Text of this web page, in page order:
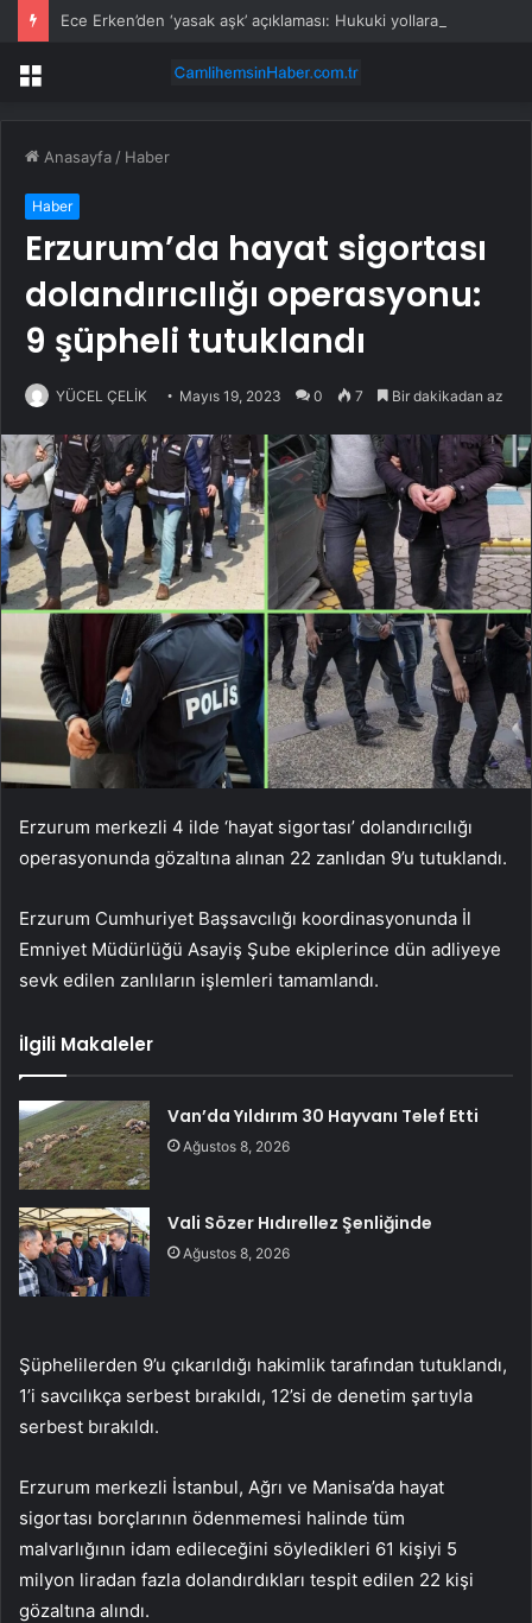
Menü
Anasayfa / Haber
Haber
Erzurum’da hayat sigortası
dolandırıcılığı operasyonu:
9 şüpheli tutuklandı
YÜCEL ÇELİK Mayıs 19, 2023 0 7 Bir dakikadan az
Erzurum merkezli 4 ilde ‘hayat sigortası’ dolandırıcılığı
operasyonunda gözaltına alınan 22 zanlıdan 9’u tutuklandı.
Erzurum Cumhuriyet Başsavcılığı koordinasyonunda İl
Emniyet Müdürlüğü Asayiş Şube ekiplerince dün adliyeye
sevk edilen zanlıların işlemleri tamamlandı.
İlgili Makaleler
Van’da Yıldırım 30 Hayvanı Telef Etti
Ağustos 8, 2026
Vali Sözer Hıdırellez Şenliğinde
Ağustos 8, 2026
Şüphelilerden 9’u çıkarıldığı hakimlik tarafından tutuklandı,
1’i savcılıkça serbest bırakıldı, 12’si de denetim şartıyla
serbest bırakıldı.
Erzurum merkezli İstanbul, Ağrı ve Manisa’da hayat
sigortası borçlarının ödenmemesi halinde tüm
malvarlığının idam edileceğini söyledikleri 61 kişiyi 5
milyon liradan fazla dolandırdıkları tespit edilen 22 kişi
gözaltına alındı.